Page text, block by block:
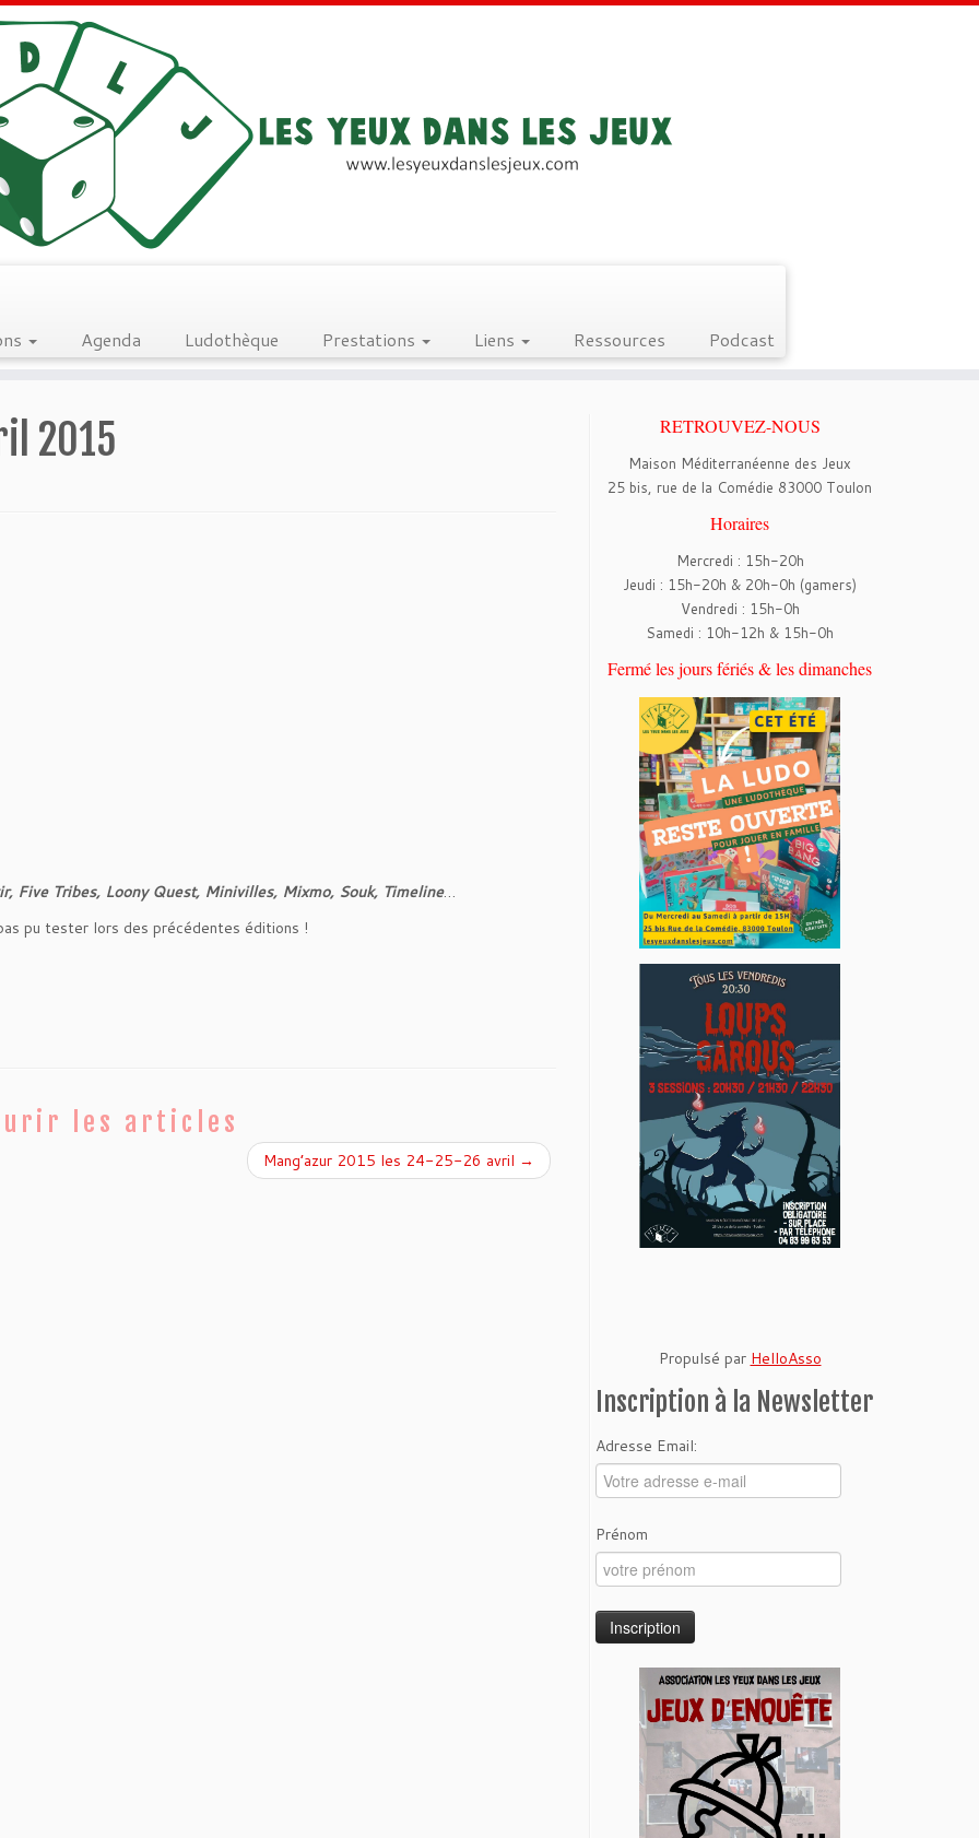
Agenda Ludothèque Prestations Liens Ressources Podcast
2015
Five Tribes, Loony Quest, Minivilles, Mixmo, Souk, Timeline…
pu tester lors des précédentes éditions !
les articles
Mang’azur 2015 les 24-25-26 avril →
RETROUVEZ-NOUS
Maison Méditerranéenne des Jeux
25 bis, rue de la Comédie 83000 Toulon
Horaires
Mercredi : 15h-20h
Jeudi : 15h-20h & 20h-0h (gamers)
Vendredi : 15h-0h
Samedi : 10h-12h & 15h-0h
Fermé les jours fériés & les dimanches
Propulsé par HelloAsso
Inscription à la Newsletter
Adresse Email:
Prénom